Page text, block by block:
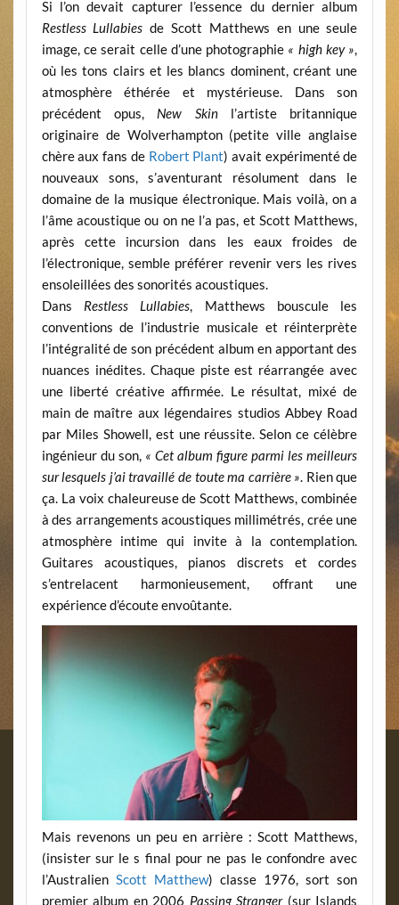
Si l’on devait capturer l’essence du dernier album
Restless Lullabies de Scott Matthews en une seule
image, ce serait celle d’une photographie « high key »,
où les tons clairs et les blancs dominent, créant une
atmosphère éthérée et mystérieuse. Dans son
précédent opus, New Skinl’artiste britannique
originaire de Wolverhampton (petite ville anglaise
chère aux fans de Robert Plant) avait expérimenté de
nouveaux sons, s’aventurant résolument dans le
domaine de la musique électronique. Mais voilà, on a
l’âme acoustique ou on ne l’a pas, et Scott Matthews,
après cette incursion dans les eaux froides de
l’électronique, semble préférer revenir vers les rives
ensoleillées des sonorités acoustiques.
Dans Restless Lullabies, Matthews bouscule les
conventions de l’industrie musicale et réinterprète
l’intégralité de son précédent album en apportant des
nuances inédites. Chaque piste est réarrangée avec
une liberté créative affirmée. Le résultat, mixé de
main de maître aux légendaires studios Abbey Road
par Miles Showell, est une réussite. Selon ce célèbre
ingénieur du son, « Cet album figure parmi les meilleurs
sur lesquels j’ai travaillé de toute ma carrière ». Rien que
ça. La voix chaleureuse de Scott Matthews, combinée
à des arrangements acoustiques millimétrés, crée une
atmosphère intime qui invite à la contemplation.
Guitares acoustiques, pianos discrets et cordes
s’entrelacent harmonieusement, offrant une
expérience d’écoute envoûtante.
Mais revenons un peu en arrière : Scott Matthews,
(insister sur le s final pour ne pas le confondre avec
l’Australien Scott Matthew) classe 1976, sort son
premier album en 2006 Passing Stranger(sur Islands